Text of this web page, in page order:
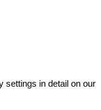
settings in detail on our